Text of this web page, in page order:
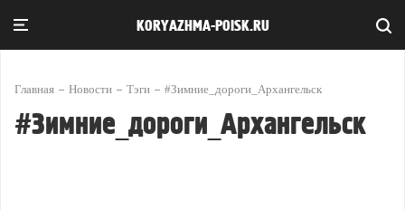
KORYAZHMA-POISK.RU
Главная Новости Тэги #Зимние_дороги_Архангельск
#Зимние_дороги_Архангельск